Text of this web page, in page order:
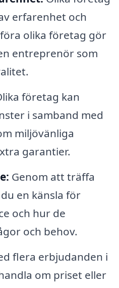
erfarenhet och
olika företag gör
entreprenör som
företag kan
i samband med
miljövänliga
garantier.
Genom att träffa
en känsla för
och hur de
och behov.
flera erbjudanden i
om priset eller